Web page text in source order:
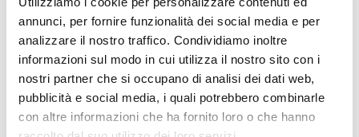
annunci, per fornire funzionalità dei social media e per
analizzare il nostro traffico. Condividiamo inoltre
informazioni sul modo in cui utilizza il nostro sito con i
nostri partner che si occupano di analisi dei dati web,
pubblicità e social media, i quali potrebbero combinarle
con altre informazioni che ha fornito loro o che hanno
Elenco operatori invitati:
Codice Fiscale:
Procedura di scelta:
Affidamento ai sensi del Regolamento Generale
Aziendale per Lavori Servizi e Forniture (art.238,
comma 7 d.lgs. 163/2006)